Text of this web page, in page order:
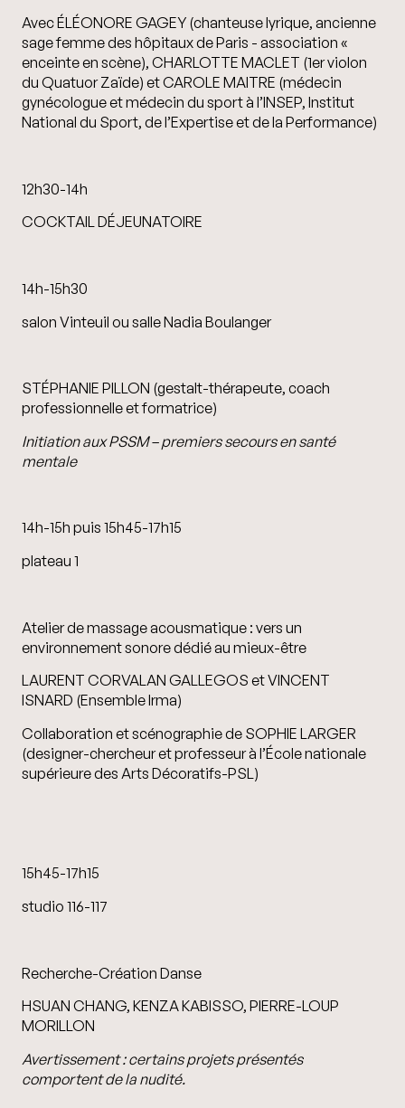
Avec ÉLÉONORE GAGEY (chanteuse lyrique, ancienne
sage femme des hôpitaux de Paris - association «
enceinte en scène), CHARLOTTE MACLET (1er violon
du Quatuor Zaïde) et CAROLE MAITRE (médecin
gynécologue et médecin du sport à l’INSEP, Institut
National du Sport, de l’Expertise et de la Performance)
12h30-14h
COCKTAIL DÉJEUNATOIRE
14h-15h30
salon Vinteuil ou salle Nadia Boulanger
STÉPHANIE PILLON (gestalt-thérapeute, coach
professionnelle et formatrice)
Initiation aux PSSM – premiers secours en santé
mentale
14h-15h puis 15h45-17h15
plateau 1
Atelier de massage acousmatique : vers un
environnement sonore dédié au mieux-être
LAURENT CORVALAN GALLEGOS et VINCENT
ISNARD (Ensemble Irma)
Collaboration et scénographie de SOPHIE LARGER
(designer-chercheur et professeur à l’École nationale
supérieure des Arts Décoratifs-PSL)
15h45-17h15
studio 116-117
Recherche-Création Danse
HSUAN CHANG, KENZA KABISSO, PIERRE-LOUP
MORILLON
Avertissement : certains projets présentés
comportent de la nudité.